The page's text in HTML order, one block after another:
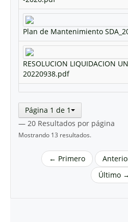
Plan de Mantenimiento
RESOLUCION LIQUIDACION
20220938.pdf
Página 1 de 1
— 20 Resultados por página
Mostrando 13 resultados.
← Primero
Último →